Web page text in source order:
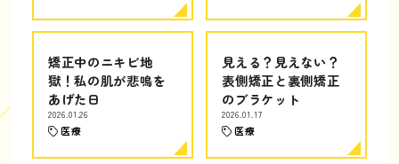
矯正中のニキビ地
獄！私の肌が悲鳴を
あげた日
2026.01.26
医療
見える？見えない？
表側矯正と裏側矯正
のブラケット
2026.01.17
医療